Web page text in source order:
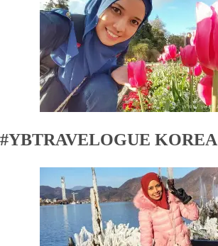
#YBTRAVELOGUE KOREA